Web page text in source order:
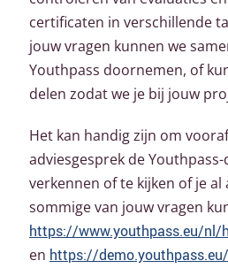
certificaten in verschillende
jouw vragen kunnen we
Youthpass doornemen, of
delen zodat we je bij jouw
Het kan handig zijn om
adviesgesprek de
verkennen of te kijken of je
sommige van jouw vragen
https://www.youthpass.eu/nl/
en https://